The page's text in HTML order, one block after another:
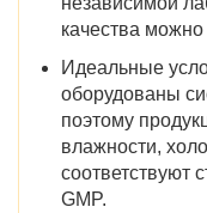
качества
Идеальные
оборудованы
поэтому
влажности,
соответствуют
GMP.